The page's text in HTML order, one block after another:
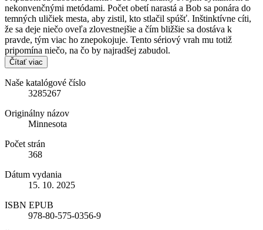
nekonvenčnými metódami. Počet obetí narastá a Bob sa ponára do
temných uličiek mesta, aby zistil, kto stlačil spúšť. Inštinktívne cíti,
že sa deje niečo oveľa zlovestnejšie a čím bližšie sa dostáva k
pravde, tým viac ho znepokojuje. Tento sériový vrah mu totiž
pripomína niečo, na čo by najradšej zabudol.
Čítať viac
Naše katalógové číslo
3285267
Originálny názov
Minnesota
Počet strán
368
Dátum vydania
15. 10. 2025
ISBN EPUB
978-80-575-0356-9